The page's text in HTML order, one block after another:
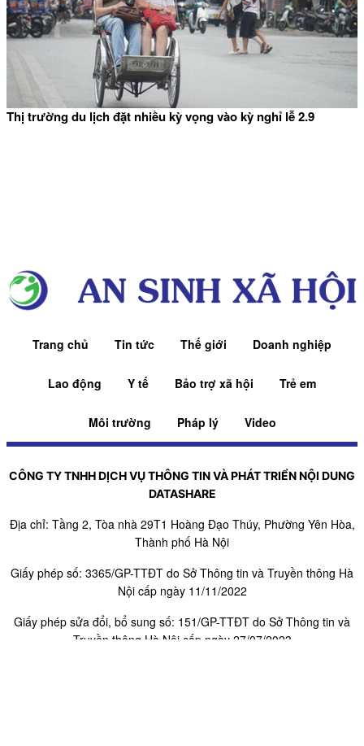
Thị trường du lịch đặt nhiều kỳ vọng vào kỳ nghỉ lễ 2.9
Trang chủ Tin tức Thế giới Doanh nghiệp
Lao động Y tế Bảo trợ xã hội Trẻ em
Môi trường Pháp lý Video
CÔNG TY TNHH DỊCH VỤ THÔNG TIN VÀ PHÁT TRIỂN NỘI DUNG
DATASHARE
Địa chỉ: Tầng 2, Tòa nhà 29T1 Hoàng Đạo Thúy, Phường Yên Hòa,
Thành phố Hà Nội
Giấy phép số: 3365/GP-TTĐT do Sở Thông tin và Truyền thông Hà
Nội cấp ngày 11/11/2022
Giấy phép sửa đổi, bổ sung số: 151/GP-TTĐT do Sở Thông tin và
Truyền thông Hà Nội cấp ngày 27/07/2023